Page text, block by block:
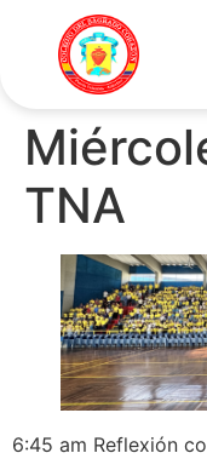
TNA
6:45 am Reflexión